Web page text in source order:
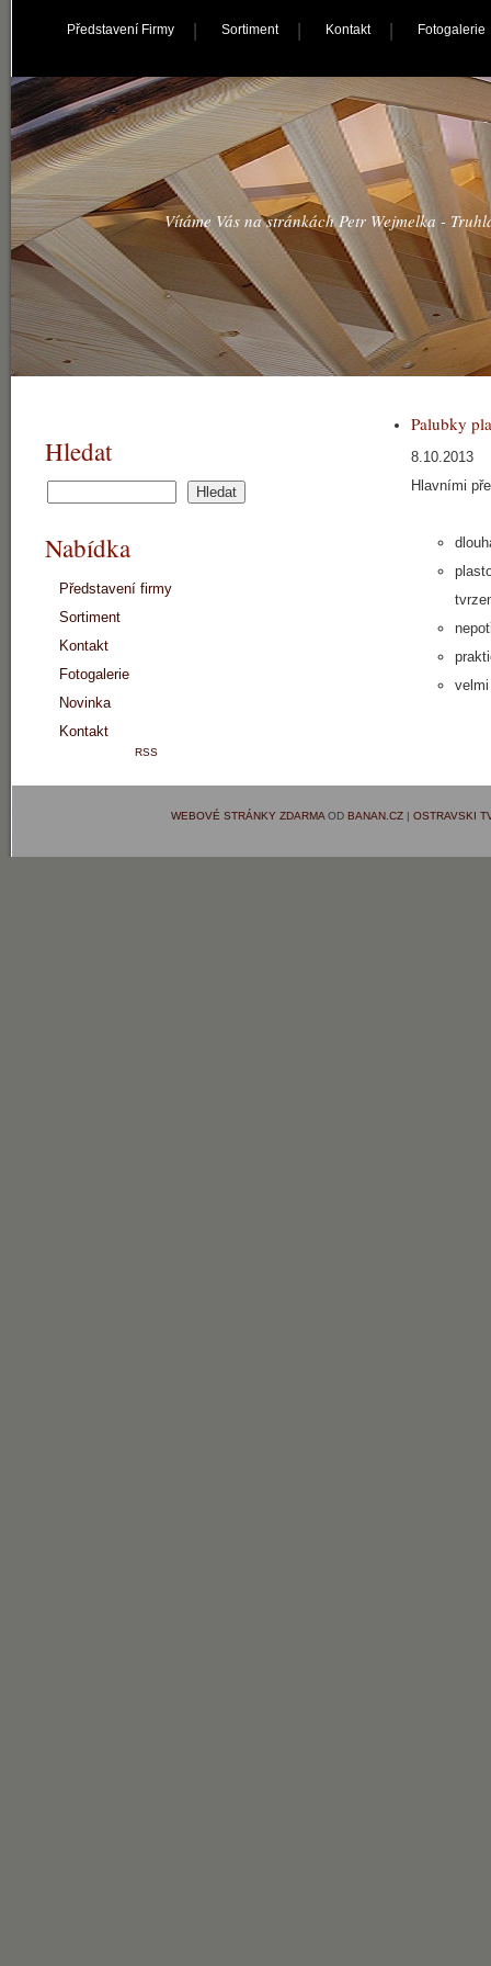
Představení Firmy Sortiment Kontakt Fotogalerie
Vítáme Vás na stránkách Petr Wejmelka -
Palubky
8.10.2013
Hlavními
Hledat
Nabídka
Představení firmy
Sortiment
Kontakt
Fotogalerie
Novinka
Kontakt
RSS
WEBOVÉ STRÁNKY ZDARMA OD BANAN.CZ | OSTRAVSKI